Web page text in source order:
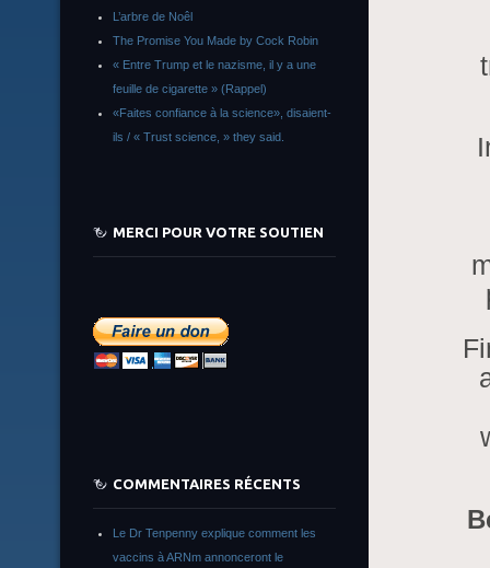
L’arbre de Noêl
The Promise You Made by Cock Robin
« Entre Trump et le nazisme, il y a une
feuille de cigarette » (Rappel)
«Faites confiance à la science», disaient-
ils / « Trust science, » they said.
MERCI POUR VOTRE SOUTIEN
COMMENTAIRES RÉCENTS
Le Dr Tenpenny explique comment les
vaccins à ARNm annonceront le